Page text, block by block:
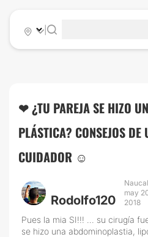
|
❤ ¿TU PAREJA SE HIZO
PLÁSTICA? CONSEJOS DE
CUIDADOR ☺️
Rodolfo120
may
2018
Pues la mia SI!!! ... su cirugía
se hizo una abdominoplastia,